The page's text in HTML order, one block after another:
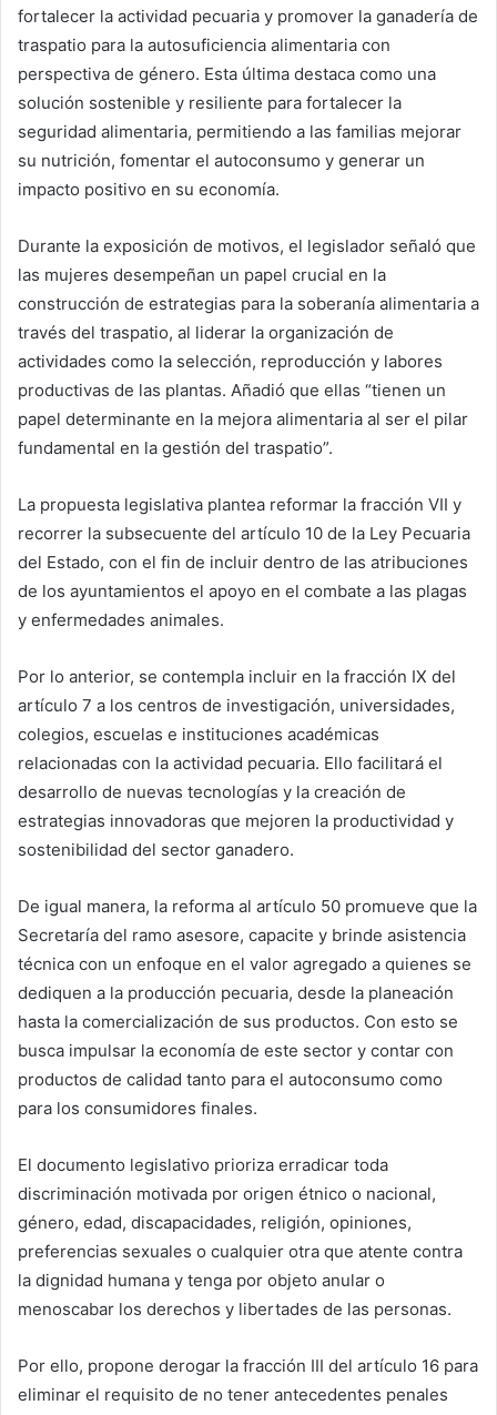
fortalecer la actividad pecuaria y promover la ganadería de
traspatio para la autosuficiencia alimentaria con
perspectiva de género. Esta última destaca como una
solución sostenible y resiliente para fortalecer la
seguridad alimentaria, permitiendo a las familias mejorar
su nutrición, fomentar el autoconsumo y generar un
impacto positivo en su economía.
Durante la exposición de motivos, el legislador señaló que
las mujeres desempeñan un papel crucial en la
construcción de estrategias para la soberanía alimentaria a
través del traspatio, al liderar la organización de
actividades como la selección, reproducción y labores
productivas de las plantas. Añadió que ellas “tienen un
papel determinante en la mejora alimentaria al ser el pilar
fundamental en la gestión del traspatio”.
La propuesta legislativa plantea reformar la fracción VII y
recorrer la subsecuente del artículo 10 de la Ley Pecuaria
del Estado, con el fin de incluir dentro de las atribuciones
de los ayuntamientos el apoyo en el combate a las plagas
y enfermedades animales.
Por lo anterior, se contempla incluir en la fracción IX del
artículo 7 a los centros de investigación, universidades,
colegios, escuelas e instituciones académicas
relacionadas con la actividad pecuaria. Ello facilitará el
desarrollo de nuevas tecnologías y la creación de
estrategias innovadoras que mejoren la productividad y
sostenibilidad del sector ganadero.
De igual manera, la reforma al artículo 50 promueve que la
Secretaría del ramo asesore, capacite y brinde asistencia
técnica con un enfoque en el valor agregado a quienes se
dediquen a la producción pecuaria, desde la planeación
hasta la comercialización de sus productos. Con esto se
busca impulsar la economía de este sector y contar con
productos de calidad tanto para el autoconsumo como
para los consumidores finales.
El documento legislativo prioriza erradicar toda
discriminación motivada por origen étnico o nacional,
género, edad, discapacidades, religión, opiniones,
preferencias sexuales o cualquier otra que atente contra
la dignidad humana y tenga por objeto anular o
menoscabar los derechos y libertades de las personas.
Por ello, propone derogar la fracción III del artículo 16 para
eliminar el requisito de no tener antecedentes penales